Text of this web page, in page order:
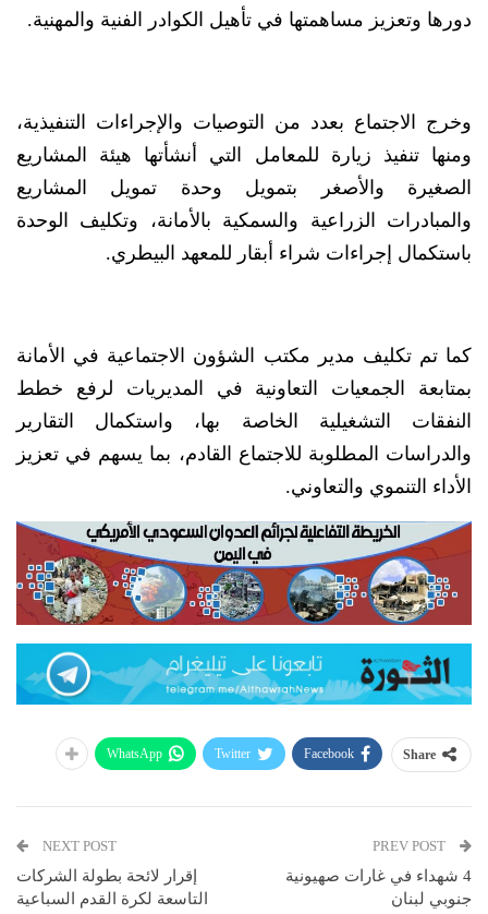
دورها وتعزيز مساهمتها في تأهيل الكوادر الفنية والمهنية.
وخرج الاجتماع بعدد من التوصيات والإجراءات التنفيذية،
ومنها تنفيذ زيارة للمعامل التي أنشأتها هيئة المشاريع
الصغيرة والأصغر بتمويل وحدة تمويل المشاريع
والمبادرات الزراعية والسمكية بالأمانة، وتكليف الوحدة
باستكمال إجراءات شراء أبقار للمعهد البيطري.
كما تم تكليف مدير مكتب الشؤون الاجتماعية في الأمانة
بمتابعة الجمعيات التعاونية في المديريات لرفع خطط
النفقات التشغيلية الخاصة بها، واستكمال التقارير
والدراسات المطلوبة للاجتماع القادم، بما يسهم في تعزيز
الأداء التنموي والتعاوني.
Share
Facebook
Twitter
WhatsApp
4 شهداء في غارات صهيونية
جنوبي لبنان
NEXT POST
إقرار لائحة بطولة الشركات
التاسعة لكرة القدم السباعية